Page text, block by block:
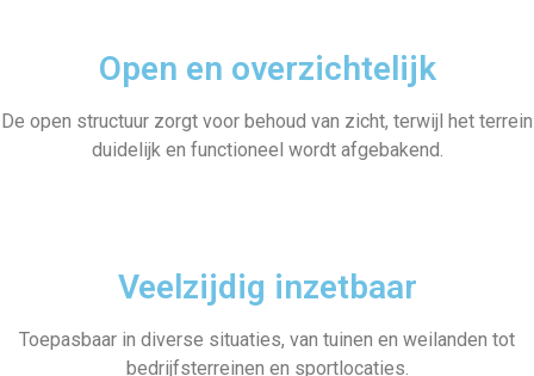
Open en overzichtelijk
De open structuur zorgt voor behoud van zicht, terwijl het terrein
duidelijk en functioneel wordt afgebakend.
Veelzijdig inzetbaar
Toepasbaar in diverse situaties, van tuinen en weilanden tot
bedrijfsterreinen en sportlocaties.